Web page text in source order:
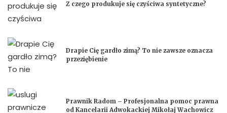
Z czego produkuje się czyściwa syntetyczne?
Drapie Cię gardło zimą? To nie zawsze oznacza
przeziębienie
Prawnik Radom – Profesjonalna pomoc prawna
od Kancelarii Adwokackiej Mikołaj Wachowicz